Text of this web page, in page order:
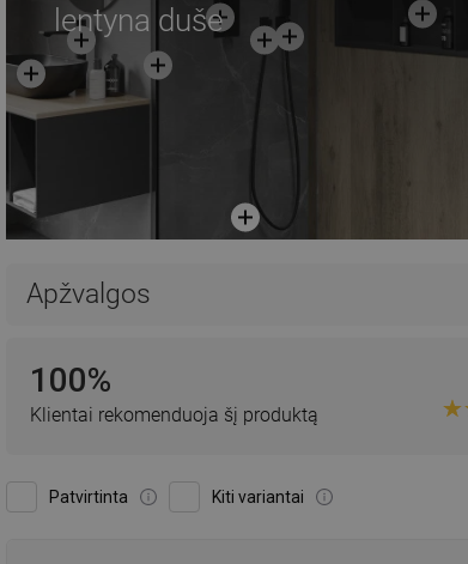
lentyna duše
Apžvalgos
100%
Klientai rekomenduoja šį produktą
Patvirtinta Kiti variantai